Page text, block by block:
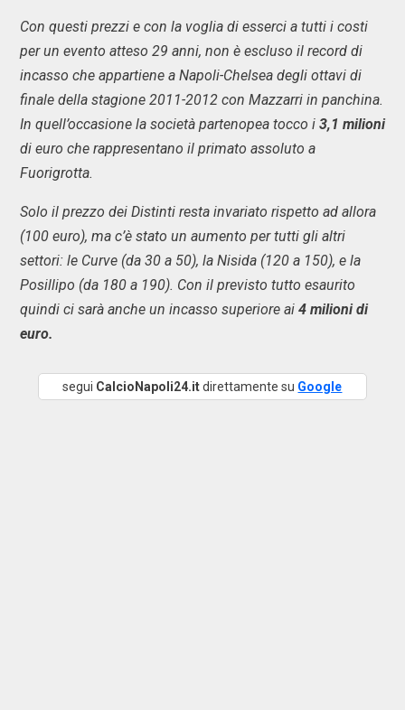
Con questi prezzi e con la voglia di esserci a tutti i costi
per un evento atteso 29 anni, non è escluso il record di
incasso che appartiene a Napoli-Chelsea degli ottavi di
finale della stagione 2011-2012 con Mazzarri in panchina.
In quell’occasione la società partenopea tocco i 3,1 milioni
di euro che rappresentano il primato assoluto a
Fuorigrotta.
Solo il prezzo dei Distinti resta invariato rispetto ad allora
(100 euro), ma c’è stato un aumento per tutti gli altri
settori: le Curve (da 30 a 50), la Nisida (120 a 150), e la
Posillipo (da 180 a 190). Con il previsto tutto esaurito
quindi ci sarà anche un incasso superiore ai 4 milioni di
euro.
segui CalcioNapoli24.itdirettamente su Google